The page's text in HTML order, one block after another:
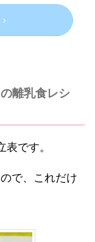
離乳食レシ
です。
で、これだけ